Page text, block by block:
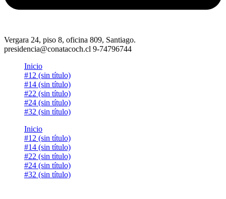
Vergara 24, piso 8, oficina 809, Santiago.
presidencia@conatacoch.cl 9-74796744
Inicio
#12 (sin título)
#14 (sin título)
#22 (sin título)
#24 (sin título)
#32 (sin título)
Inicio
#12 (sin título)
#14 (sin título)
#22 (sin título)
#24 (sin título)
#32 (sin título)